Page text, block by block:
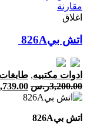
مقارنة
اغلاق
اتش بي‎‎ ‎826‎A
ادوات مكتبيه, طابغات
3,200.00ر.س
اتش بي‎‎ ‎826‎A